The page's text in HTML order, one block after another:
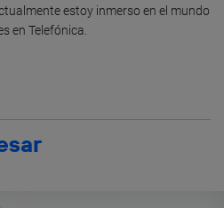
estoy inmerso en el mundo
en Telefónica.